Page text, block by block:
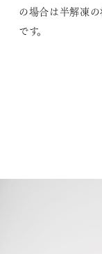
の場合は半解凍
です。